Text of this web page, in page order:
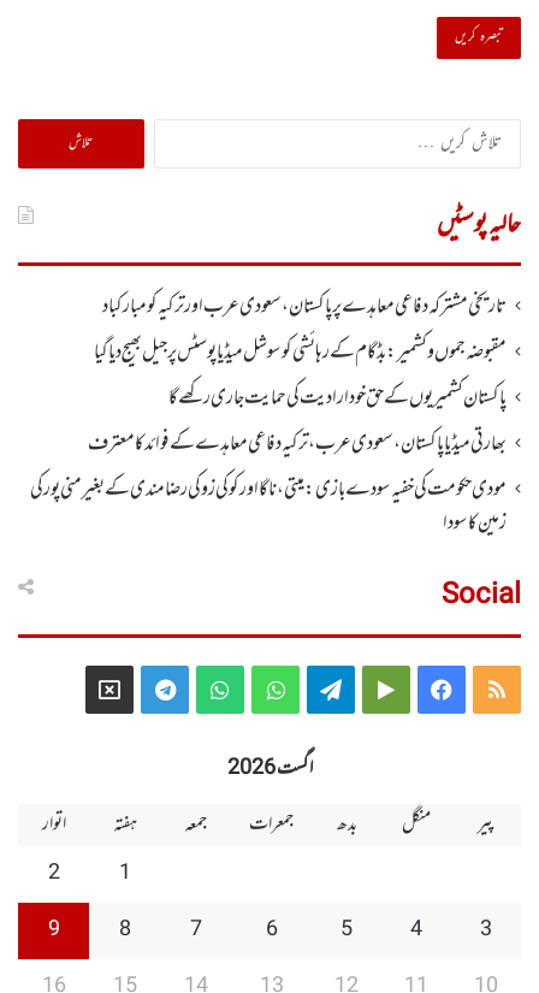
تلاش
کریں
حالیہ پوسٹیں
تاریخی مشترکہ دفاعی معاہدے پر پاکستان، سعودی عرب اور ترکیہ کومبارکباد
مقبوضہ جموں وکشمیر:بڈگام کے رہائشی کو سوشل میڈیا پوسٹس پر جیل بھیج دیا گیا
پاکستان کشمیریوں کے حق خودارادیت کی حمایت جاری رکھے گا
بھارتی میڈیا پاکستان، سعودی عرب، ترکیہ دفاعی معاہدے کے فوائد کا معترف
مودی حکومت کی خفیہ سودے بازی: میتی، ناگا اور کوکی زو کی رضامندی کے بغیر منی پور کی
زمین کا سودا
Social
RSS
Facebook
Google
Telegram
WhatsApp
WhatsApp
Telegram
X
اگست 2026
پیر
منگل بدھ جمعرات جمعہ ہفتہ
اتوار
1
2
3
4
5
6
7
8
9